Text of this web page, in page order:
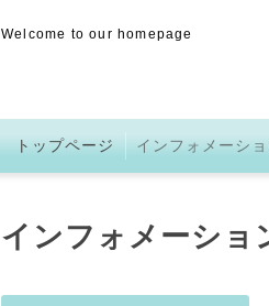
Welcome to our homepage
トップページ インフォメーショ
インフォメーショ